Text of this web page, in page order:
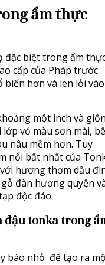
ẩm thực
đặc biệt trong ẩm
cấp của Pháp trước
biến hơn và len lỏi vào
một inch và
vỏ màu sơn mài,
nâu mềm hơn. Tuy
nổi bật nhất của
hương thơm dầu
đàn hương quyện
độc đáo.
đậu tonka trong
bào nhỏ để tạo ra